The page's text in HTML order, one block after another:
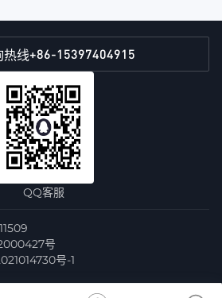
热线+86-15397404915
QQ客服
号
号-1